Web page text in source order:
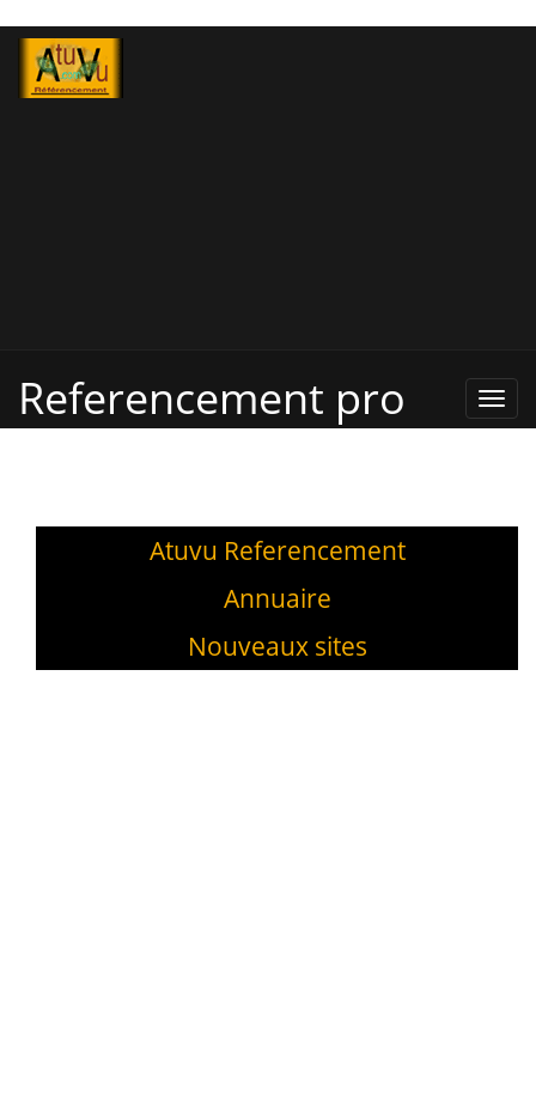
Pro,
Referencement pro
Atuvu Referencement
Annuaire
Nouveaux sites